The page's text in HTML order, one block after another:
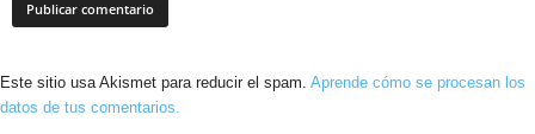
Este sitio usa Akismet para reducir el spam. Aprende cómo se procesan los
datos de tus comentarios.